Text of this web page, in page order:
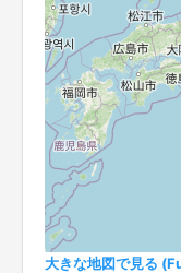
大きな地図で見る